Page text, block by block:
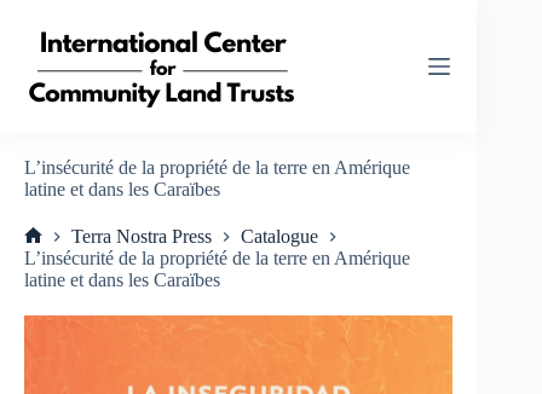
contenu
L’insécurité de la propriété de la terre en Amérique
latine et dans les Caraïbes
Accueil
Terra Nostra Press
Catalogue
L’insécurité de la propriété de la terre en Amérique
latine et dans les Caraïbes